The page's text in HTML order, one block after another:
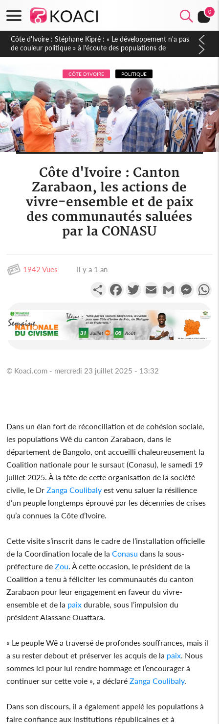
0
Mali : Les FAMa accueillent 254 anciens combattants issus de
groupes armés
CÔTE D'IVOIRE POLITIQUE
Côte d'Ivoire : Canton
Zarabaon, les actions de
vivre-ensemble et de paix
des communautés saluées
par la CONASU
1942 Vues Il y a 1 an
PartagerFacebookTwitterEmail Gmail
© Koaci.com - mercredi 23 juillet 2025 - 13:32
Dans un élan fort de réconciliation et de cohésion sociale,
les populations Wê du canton Zarabaon, dans le
département de Bangolo, ont accueilli chaleureusement la
Coalition nationale pour le sursaut (Conasu), le samedi 19
juillet 2025. À la tête de cette organisation de la société
civile, le Dr Zanga Coulibaly est venu saluer la résilience
d’un peuple longtemps éprouvé par les décennies de crises
qu’a connues la Côte d’Ivoire.
Cette visite s’inscrit dans le cadre de l’installation officielle
de la Coordination locale de la Conasu dans la sous-
préfecture deZou. À cette occasion, le président de la
Coalition a tenu à féliciter les communautés du canton
Zarabaon pour leur engagement en faveur du vivre-
ensemble et de la paix durable, sous l’impulsion du
président Alassane Ouattara.
« Le peuple Wê a traversé de profondes souffrances, mais il
a su rester debout et préserver les acquis de la paix. Nous
sommes ici pour lui rendre hommage et l’encourager à
continuer sur cette voie », a déclaré Zanga Coulibaly.
Dans son discours, il a également appelé les populations à
faire confiance aux institutions républicaines et à